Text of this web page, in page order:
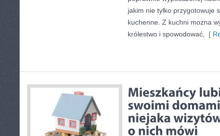
jakim nie tylko przygotowuje
kuchenne. Z kuchni można
królestwo i spowodować,
[